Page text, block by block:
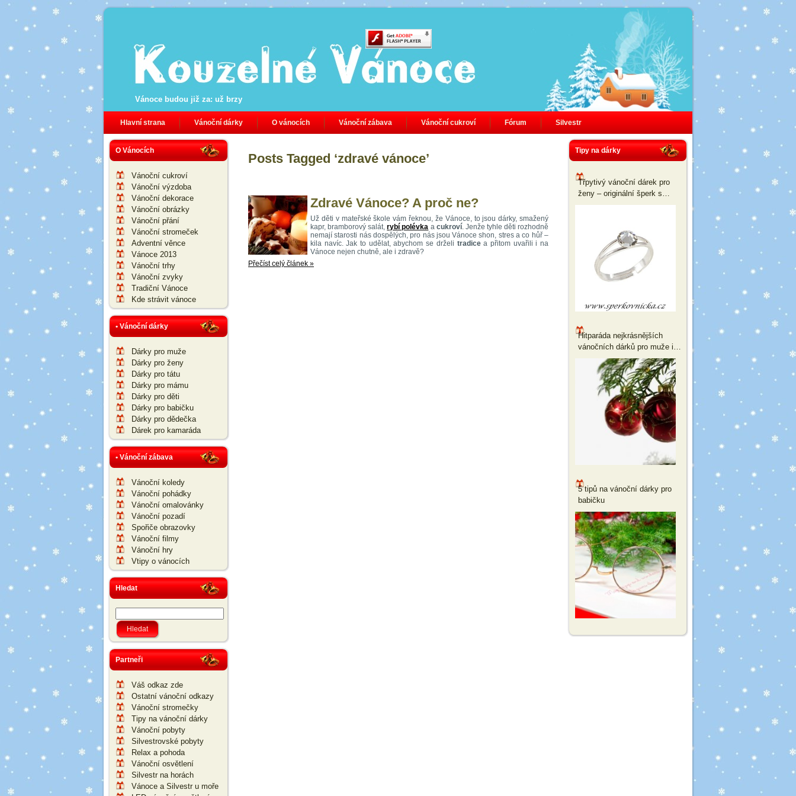
Vánoce budou již za: už brzy
Hlavní strana Vánoční dárky O vánocích Vánoční zábava Vánoční cukroví Fórum Silvestr
O Vánocích
Vánoční cukroví
Vánoční výzdoba
Vánoční dekorace
Vánoční obrázky
Vánoční přání
Vánoční stromeček
Adventní věnce
Vánoce 2013
Vánoční trhy
Vánoční zvyky
Tradiční Vánoce
Kde strávit vánoce
• Vánoční dárky
Dárky pro muže
Dárky pro ženy
Dárky pro tátu
Dárky pro mámu
Dárky pro děti
Dárky pro babičku
Dárky pro dědečka
Dárek pro kamaráda
• Vánoční zábava
Vánoční koledy
Vánoční pohádky
Vánoční omalovánky
Vánoční pozadí
Spořiče obrazovky
Vánoční filmy
Vánoční hry
Vtipy o vánocích
Hledat
Partneři
Váš odkaz zde
Ostatní vánoční odkazy
Vánoční stromečky
Tipy na vánoční dárky
Vánoční pobyty
Silvestrovské pobyty
Relax a pohoda
Vánoční osvětlení
Silvestr na horách
Vánoce a Silvestr u moře
Posts Tagged ‘zdravé vánoce’
Zdravé Vánoce? A proč ne?
Už děti v mateřské škole vám řeknou, že Vánoce, to jsou dárky, smažený
kapr, bramborový salát,rybí polévka a cukroví. Jenže tyhle děti rozhodně
nemají starosti nás dospělých, pro nás jsou Vánoce shon, stres a co hůř –
kila navíc. Jak to udělat, abychom se drželi tradicea přitom uvařili i na
Vánoce nejen chutně, ale i zdravě?
Přečíst celý článek »
Tipy na dárky
Třpytivý vánoční dárek pro
ženy – originální šperk s
komponenty Swarovski
Hitparáda nejkrásnějších
vánočních dárků pro muže i
5 tipů na vánoční dárky pro
babičku